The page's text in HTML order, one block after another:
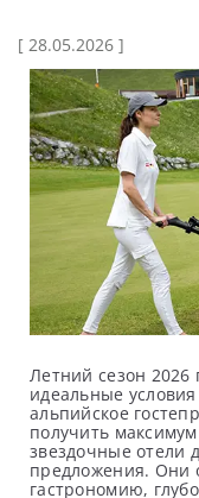
[ 28.05.2026 ]
Летний сезон 2026
идеальные
альпийское
получить
звездочные отели
предложения. Они
гастрономию,